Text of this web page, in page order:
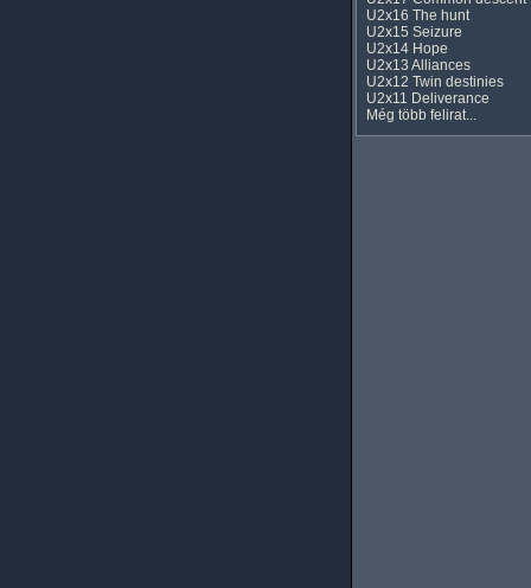
U2x16 The hunt
U2x15 Seizure
U2x14 Hope
U2x13 Alliances
U2x12 Twin destinies
U2x11 Deliverance
Még több felirat...